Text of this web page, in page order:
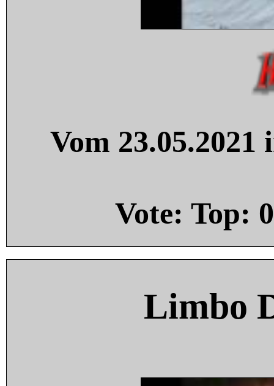
Vom
Vote: Top: 0
Limbo